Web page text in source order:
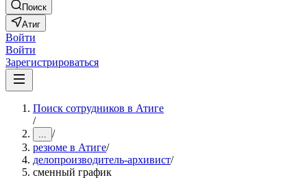
Поиск
Атиг
Войти
Войти
Зарегистрироваться
Поиск сотрудников в Атиге
/
... /
резюме в Атиге/
делопроизводитель-архивист/
сменный график